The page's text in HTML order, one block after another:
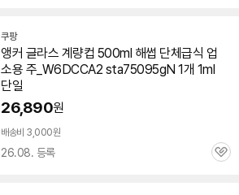
쿠팡
앵커 글라스 계량컵 500ml 해썹 단체급식 업
소용 주_W6DCCA2 sta75095gN 1개 1ml
단일
26,890원
배송비 3,000원
26.08. 등록
관